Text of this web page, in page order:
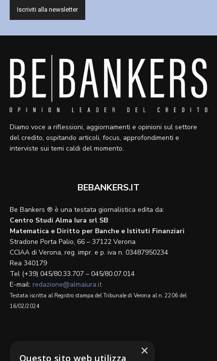
Diamo voce a riflessioni, aggiornamenti e opinioni sul settore
del credito, ospitando articoli, focus, approfondimenti e
interviste sui temi caldi del momento.
BEBANKERS.IT
Be Bankers ® è una testata giornalistica edita da:
Centro Studi Alma Iura srl SB
Matematica e Diritto per Banche e Istituti Finanziari
Stradone Porta Palio, 66 – 37122 Verona
CCIAA di Verona, reg. impr. e p. iva n. 03487950234
Rea 340179
Tel (+39) 045/80.33.707 – 045/80.07.014
E-mail: redazione@almaiura.it
Testata iscritta al Registro stampa del Tribunale di Verona al n. 2206 del
16/02/2024
×
Questo sito web utilizza